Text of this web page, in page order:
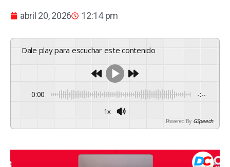
abril 20, 2026 12:14 pm
Dale play para escuchar este contenido
0:00 -:--
1x
Powered By GSpeech